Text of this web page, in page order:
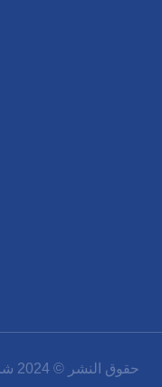
حقوق النشر © 2024 شركة هيدا الدولية للمعدات المحدودة |